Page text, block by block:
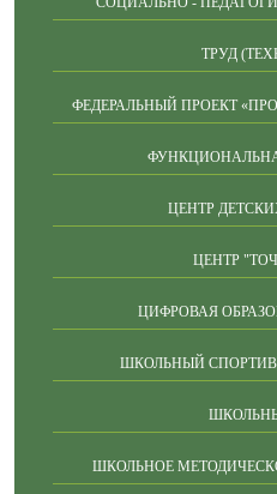
ТРУД
ФЕДЕРАЛЬНЫЙ ПРОЕКТ
ЦЕНТР
ЦЕНТР
ЦИФРОВАЯ
ШКОЛЬНЫЙ
ШКОЛЬНОЕ